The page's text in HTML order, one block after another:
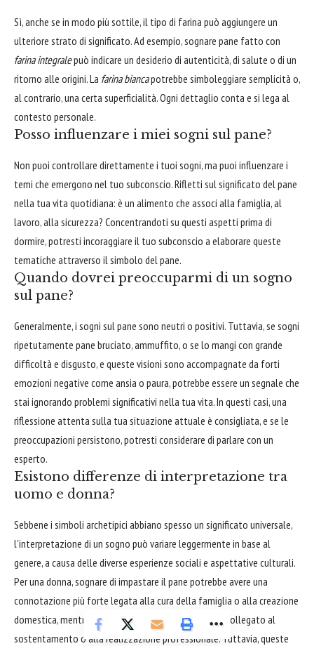
Sì, anche se in modo più sottile, il tipo di farina può aggiungere un
ulteriore strato di significato. Ad esempio, sognare pane fatto con
farina integralepuò indicare un desiderio di autenticità, di salute o di un
ritorno alle origini. La farina biancapotrebbe simboleggiare semplicità o,
al contrario, una certa superficialità. Ogni dettaglio conta e si lega al
contesto personale.
Posso influenzare i miei sogni sul pane?
Non puoi controllare direttamente i tuoi sogni, ma puoi influenzare i
temi che emergono nel tuo subconscio. Rifletti sul significato del pane
nella tua vita quotidiana: è un alimento che associ alla famiglia, al
lavoro, alla sicurezza? Concentrandoti su questi aspetti prima di
dormire, potresti incoraggiare il tuo subconscio a elaborare queste
tematiche attraverso il simbolo del pane.
Quando dovrei preoccuparmi di un sogno
sul pane?
Generalmente, i sogni sul pane sono neutri o positivi. Tuttavia, se sogni
ripetutamente pane bruciato, ammuffito, o se lo mangi con grande
difficoltà e disgusto, e queste visioni sono accompagnate da forti
emozioni negative come ansia o paura, potrebbe essere un segnale che
stai ignorando problemi significativi nella tua vita. In questi casi, una
riflessione attenta sulla tua situazione attuale è consigliata, e se le
preoccupazioni persistono, potresti considerare di parlare con un
esperto.
Esistono differenze di interpretazione tra
uomo e donna?
Sebbene i simboli archetipici abbiano spesso un significato universale,
l'interpretazione di un sogno può variare leggermente in base al
genere, a causa delle diverse esperienze sociali e aspettative culturali.
Per una donna, sognare di impastare il pane potrebbe avere una
connotazione più forte legata alla cura della famiglia o alla creazione
domestica, mentre per un uomo potrebbe essere più collegato al
sostentamento o alla realizzazione professionale. Tuttavia, queste